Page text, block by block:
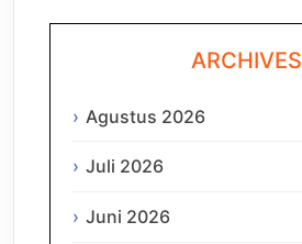
ARCHIVES
Agustus 2026
Juli 2026
Juni 2026